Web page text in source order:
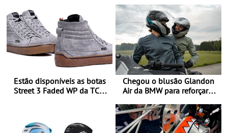
Estão disponíveis as botas
Street 3 Faded WP da TCX
Chegou o blusão Glandon
Air da BMW para reforçar
verão